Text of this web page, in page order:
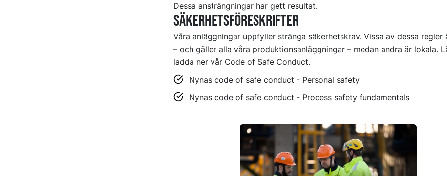
Dessa ansträngningar har gett resultat.
Säkerhetsföreskrifter
Våra anläggningar uppfyller stränga säkerhetskrav. Vissa av dessa regler
– och gäller alla våra produktionsanläggningar – medan andra är lokala.
ladda ner vår Code of Safe Conduct.
Nynas code of safe conduct - Personal safety
Nynas code of safe conduct - Process safety fundamentals